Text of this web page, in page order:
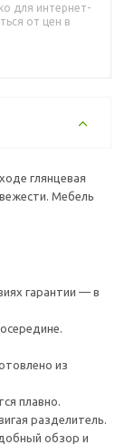
для интернет-
от цен в
глянцевая
Мебель
гарантии — в
из
плавно.
разделитель.
обзор и